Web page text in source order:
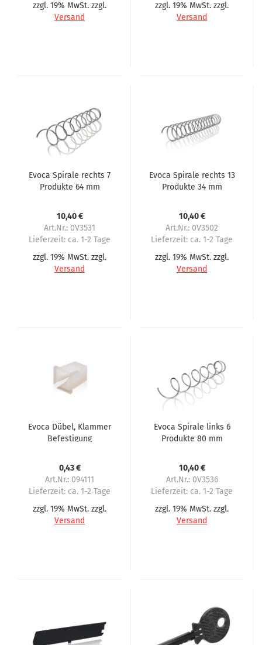
zzgl. 19% MwSt. zzgl.
Versand
zzgl. 19% MwSt. zzgl.
Versand
Evoca Spirale rechts 7
Produkte 64 mm
10,40 €
Art.Nr.: 0V3531
Lieferzeit: ca. 1-2 Tage
zzgl. 19% MwSt. zzgl.
Versand
Evoca Spirale rechts 13
Produkte 34 mm
10,40 €
Art.Nr.: 0V3502
Lieferzeit: ca. 1-2 Tage
zzgl. 19% MwSt. zzgl.
Versand
Evoca Dübel, Klammer
Befestigung
0,43 €
Art.Nr.: 094111
Lieferzeit: ca. 1-2 Tage
zzgl. 19% MwSt. zzgl.
Versand
Evoca Spirale links 6
Produkte 80 mm
10,40 €
Art.Nr.: 0V3536
Lieferzeit: ca. 1-2 Tage
zzgl. 19% MwSt. zzgl.
Versand